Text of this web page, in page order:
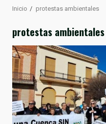
Inicio protestas ambientales
protestas ambientales